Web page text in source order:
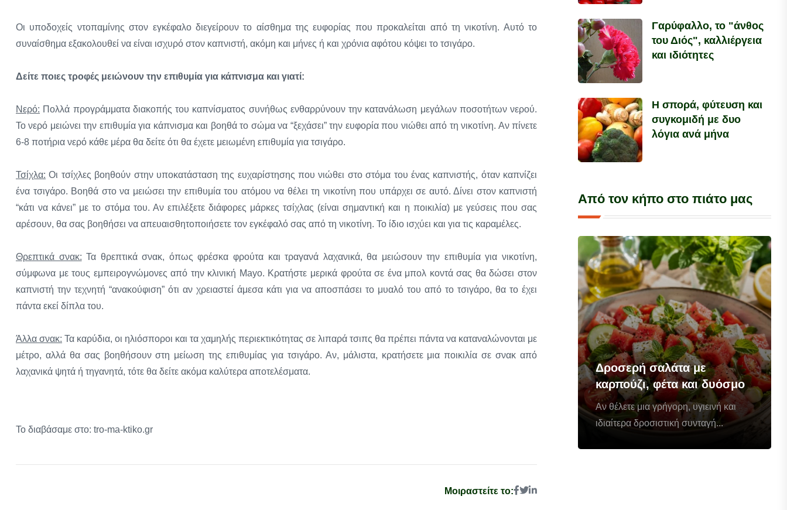
Οι υποδοχείς ντοπαμίνης στον εγκέφαλο διεγείρουν το αίσθημα της ευφορίας που προκαλείται από τη νικοτίνη. Αυτό το
συναίσθημα εξακολουθεί να είναι ισχυρό στον καπνιστή, ακόμη και μήνες ή και χρόνια αφότου κόψει το τσιγάρο.
Δείτε ποιες τροφές μειώνουν την επιθυμία για κάπνισμα και γιατί:
Νερό: Πολλά προγράμματα διακοπής του καπνίσματος συνήθως ενθαρρύνουν την κατανάλωση μεγάλων ποσοτήτων νερού.
Το νερό μειώνει την επιθυμία για κάπνισμα και βοηθά το σώμα να “ξεχάσει” την ευφορία που νιώθει από τη νικοτίνη. Αν πίνετε
6-8 ποτήρια νερό κάθε μέρα θα δείτε ότι θα έχετε μειωμένη επιθυμία για τσιγάρο.
Τσίχλα: Οι τσίχλες βοηθούν στην υποκατάσταση της ευχαρίστησης που νιώθει στο στόμα του ένας καπνιστής, όταν καπνίζει
ένα τσιγάρο. Βοηθά στο να μειώσει την επιθυμία του ατόμου να θέλει τη νικοτίνη που υπάρχει σε αυτό. Δίνει στον καπνιστή
“κάτι να κάνει” με το στόμα του. Αν επιλέξετε διάφορες μάρκες τσίχλας (είναι σημαντική και η ποικιλία) με γεύσεις που σας
αρέσουν, θα σας βοηθήσει να απευαισθητοποιήσετε τον εγκέφαλό σας από τη νικοτίνη. Το ίδιο ισχύει και για τις καραμέλες.
Θρεπτικά σνακ: Τα θρεπτικά σνακ, όπως φρέσκα φρούτα και τραγανά λαχανικά, θα μειώσουν την επιθυμία για νικοτίνη,
σύμφωνα με τους εμπειρογνώμονες από την κλινική Mayo. Κρατήστε μερικά φρούτα σε ένα μπολ κοντά σας θα δώσει στον
καπνιστή την τεχνητή “ανακούφιση” ότι αν χρειαστεί άμεσα κάτι για να αποσπάσει το μυαλό του από το τσιγάρο, θα το έχει
πάντα εκεί δίπλα του.
Άλλα σνακ: Τα καρύδια, οι ηλιόσποροι και τα χαμηλής περιεκτικότητας σε λιπαρά τσιπς θα πρέπει πάντα να καταναλώνονται με
μέτρο, αλλά θα σας βοηθήσουν στη μείωση της επιθυμίας για τσιγάρο. Αν, μάλιστα, κρατήσετε μια ποικιλία σε σνακ από
λαχανικά ψητά ή τηγανητά, τότε θα δείτε ακόμα καλύτερα αποτελέσματα.
Το διαβάσαμε στο: tro-ma-ktiko.gr
Μοιραστείτε το:
Γαρύφαλλο, το "άνθος
του Διός", καλλιέργεια
και ιδιότητες
Η σπορά, φύτευση και
συγκομιδή με δυο
λόγια ανά μήνα
Από τον κήπο στο πιάτο μας
Δροσερή σαλάτα με
καρπούζι, φέτα και δυόσμο
Αν θέλετε μια γρήγορη, υγιεινή και
ιδιαίτερα δροσιστική συνταγή...